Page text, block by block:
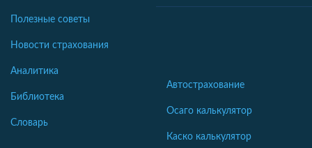
Полезные советы
Новости страхования
Аналитика
Библиотека
Словарь
Автострахование
Осаго калькулятор
Каско калькулятор